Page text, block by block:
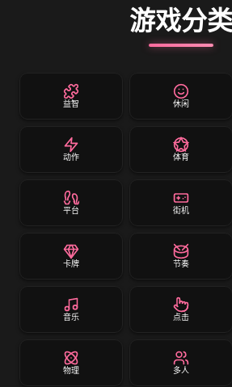
游戏分类
益智 休闲
动作 体育
平台 街机
卡牌 节奏
音乐 点击
物理 多人